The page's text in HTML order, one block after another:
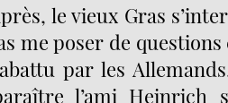
le vieux Gras
me poser de
par les
l’ami Heinrich